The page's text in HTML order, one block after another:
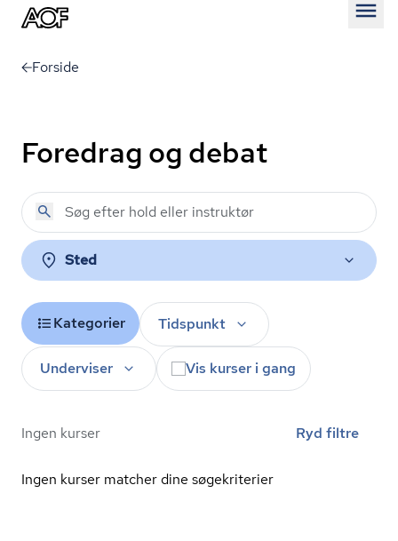
Forside
Foredrag og debat
Sted
Kategorier Tidspunkt
Underviser Vis kurser i gang
Ingen kurser Ryd filtre
Ingen kurser matcher dine søgekriterier